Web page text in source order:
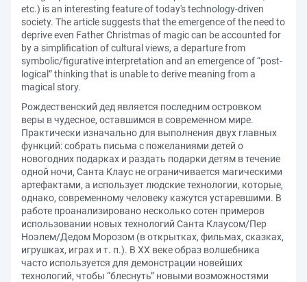
etc.) is an interesting feature of today's technology-driven
society. The article suggests that the emergence of the need to
deprive even Father Christmas of magic can be accounted for
by a simplification of cultural views, a departure from
symbolic/figurative interpretation and an emergence of “post-
logical” thinking that is unable to derive meaning from a
magical story.
Рождественский дед является последним островком
веры в чудесное, оставшимся в современном мире.
Практически изначально для выполнения двух главных
функций: собрать письма с пожеланиями детей о
новогодних подарках и раздать подарки детям в течение
одной ночи, Санта Клаус не ограничивается магическими
артефактами, а использует людские технологии, которые,
однако, современному человеку кажутся устаревшими. В
работе проанализировано несколько сотен примеров
использовании новых технологий Санта Клаусом/Пер
Ноэлем/Дедом Морозом (в открытках, фильмах, сказках,
игрушках, играх и т. п.). В XX веке образ волшебника
часто используется для демонстрации новейших
технологий, чтобы “блеснуть” новыми возможностями